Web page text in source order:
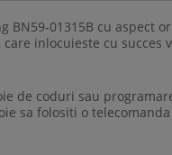
BN59-01315B cu aspect
inlocuieste cu succes
de coduri sau
sa folositi o